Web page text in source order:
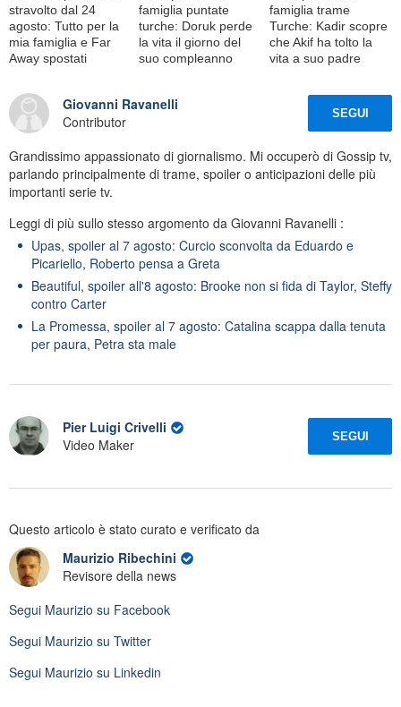
stravolto dal 24
agosto: Tutto per la
mia famiglia e Far
Away spostati
famiglia puntate
turche: Doruk perde
la vita il giorno del
suo compleanno
famiglia trame
Turche: Kadir scopre
che Akif ha tolto la
vita a suo padre
Giovanni Ravanelli
Contributor
SEGUI
Grandissimo appassionato di giornalismo. Mi occuperò di Gossip tv,
parlando principalmente di trame, spoiler o anticipazioni delle più
importanti serie tv.
Leggi di più sullo stesso argomento da Giovanni Ravanelli :
Upas, spoiler al 7 agosto: Curcio sconvolta da Eduardo e
Picariello, Roberto pensa a Greta
Beautiful, spoiler all'8 agosto: Brooke non si fida di Taylor, Steffy
contro Carter
La Promessa, spoiler al 7 agosto: Catalina scappa dalla tenuta
per paura, Petra sta male
Pier Luigi Crivelli
Video Maker
SEGUI
Questo articolo è stato curato e verificato da
Maurizio Ribechini
Revisore della news
Segui Maurizio su Facebook
Segui Maurizio su Twitter
Segui Maurizio su Linkedin